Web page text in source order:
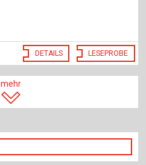
DETAILS LESEPROBE
mehr